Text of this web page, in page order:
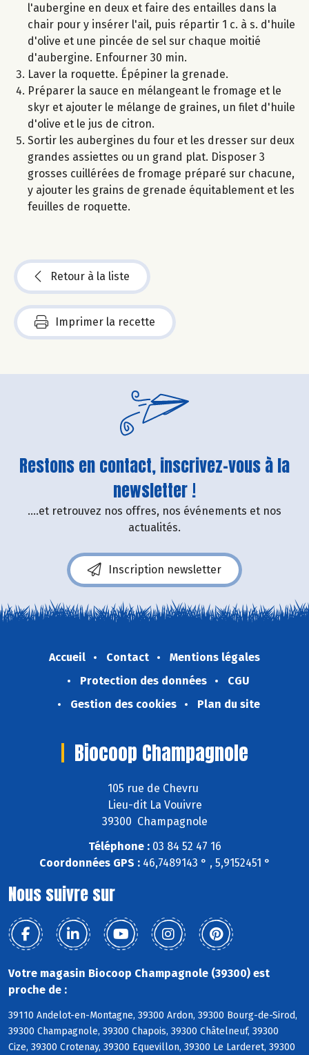
l'aubergine en deux et faire des entailles dans la
chair pour y insérer l'ail, puis répartir 1 c. à s. d'huile
d'olive et une pincée de sel sur chaque moitié
d'aubergine. Enfourner 30 min.
Laver la roquette. Épépiner la grenade.
Préparer la sauce en mélangeant le fromage et le
skyr et ajouter le mélange de graines, un filet d'huile
d'olive et le jus de citron.
Sortir les aubergines du four et les dresser sur deux
grandes assiettes ou un grand plat. Disposer 3
grosses cuillérées de fromage préparé sur chacune,
y ajouter les grains de grenade équitablement et les
feuilles de roquette.
Retour à la liste
Imprimer la recette
Restons en contact, inscrivez-vous à la
newsletter !
....et retrouvez nos offres, nos événements et nos
actualités.
Inscription newsletter
Accueil Contact
Mentions légales
Protection des données
CGU
Gestion des cookies
Plan du site
Biocoop Champagnole
105 rue de Chevru
Lieu-dit La Vouivre
39300 Champagnole
Téléphone :03 84 52 47 16
Coordonnées GPS :46,7489143 ° , 5,9152451 °
Nous suivre sur
Votre magasin Biocoop Champagnole (39300) est
proche de :
39110 Andelot-en-Montagne, 39300 Ardon, 39300 Bourg-de-Sirod,
39300 Champagnole, 39300 Chapois, 39300 Châtelneuf, 39300
Cize, 39300 Crotenay, 39300 Equevillon, 39300 Le Larderet, 39300